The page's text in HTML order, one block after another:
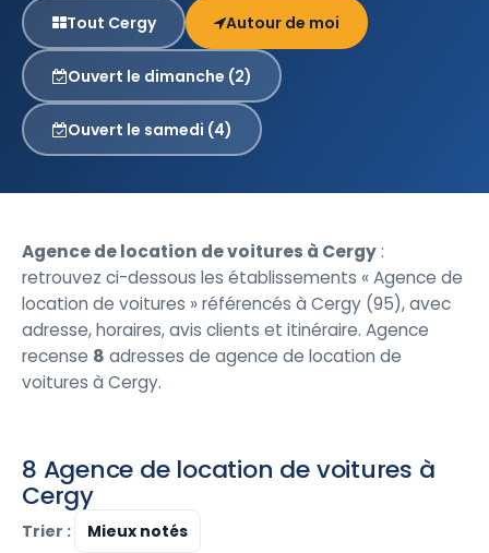
Tout Cergy Autour de moi
Ouvert le dimanche (2)
Ouvert le samedi (4)
Agence de location de voitures à Cergy:
retrouvez ci-dessous les établissements « Agence de
location de voitures » référencés à Cergy (95), avec
adresse, horaires, avis clients et itinéraire. Agence
recense 8 adresses de agence de location de
voitures à Cergy.
8 Agence de location de voitures à
Cergy
Trier :